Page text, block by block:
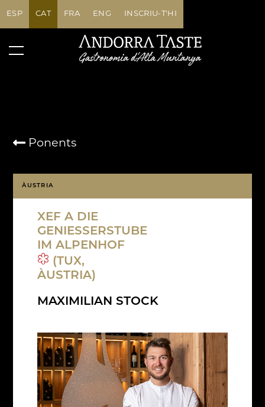
ESP CAT FRA ENG INSCRIU-T'HI
Ponents
ÀUSTRIA
MAXIMILIAN STOCK
XEF A DIE
GENIESSERSTUBE
IM ALPENHOF
(TUX,
ÀUSTRIA)